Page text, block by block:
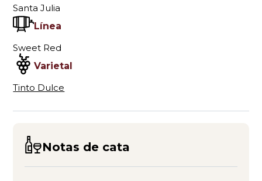
Santa Julia
Línea
Sweet Red
Varietal
Tinto Dulce
Notas de cata